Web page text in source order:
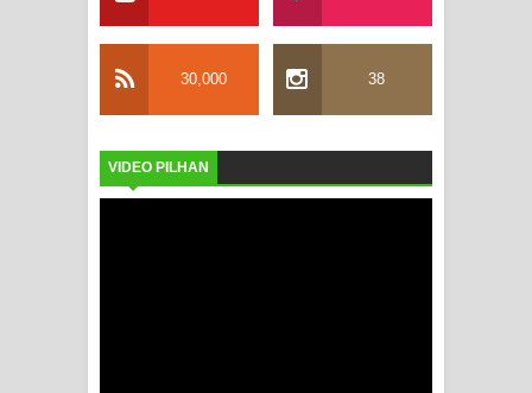
30,000 38
VIDEO PILHAN